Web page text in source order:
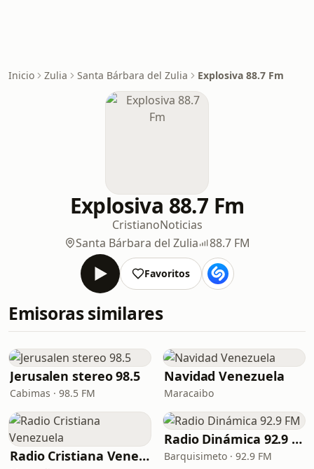
Inicio Zulia Santa Bárbara del Zulia Explosiva 88.7 Fm
Explosiva 88.7 Fm
CristianoNoticias
Santa Bárbara del Zulia
88.7 FM
Favoritos
Emisoras similares
Jerusalen stereo 98.5
Cabimas · 98.5 FM
Navidad Venezuela
Maracaibo
Radio Cristiana Venezuela
Radio Dinámica 92.9 FM
Barquisimeto · 92.9 FM